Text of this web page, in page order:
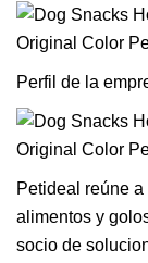
Perfil de la
Petideal reúne
alimentos y
socio de